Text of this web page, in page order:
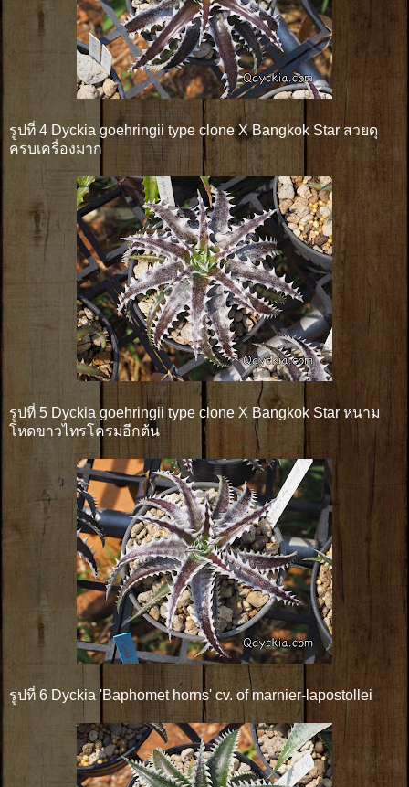
รูปที่ 4 Dyckia goehringii type clone X Bangkok Star สวยดุ
ครบเครื่องมาก
รูปที่ 5 Dyckia goehringii type clone X Bangkok Star หนาม
โหดขาวไทรโครมอีกต้น
รูปที่ 6 Dyckia 'Baphomet horns' cv. of marnier-lapostollei